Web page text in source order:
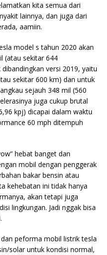
kita semua dari
lainnya, dan juga dari
aamiin.
model s tahun 2020 akan
(atau sekitar 644
versi 2019, yaitu
sekitar 600 km) dan untuk
sejauh 348 mil (560
juga cukup brutal
kpj) dicapai dalam waktu
60 mph ditempuh
hebat banget dan
mobil dengan penggerak
bakar bensin atau
kehebatan ini tidak hanya
akan tetapi juga
lingkungan. Jadi nggak bisa
peforma mobil listrik tesla
solar untuk kondisi normal,